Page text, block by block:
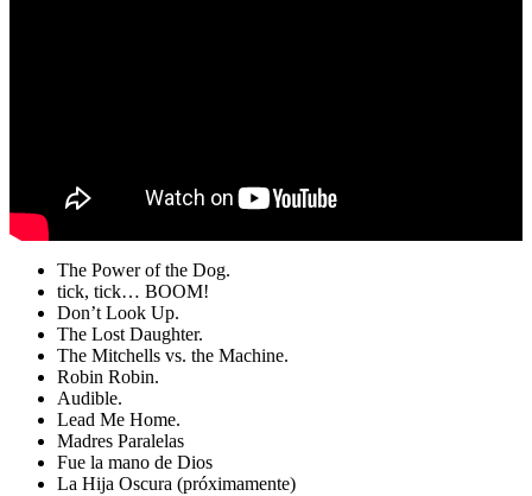
The Power of the Dog.
tick, tick… BOOM!
Don’t Look Up.
The Lost Daughter.
The Mitchells vs. the Machine.
Robin Robin.
Audible.
Lead Me Home.
Madres Paralelas
Fue la mano de Dios
La Hija Oscura (próximamente)